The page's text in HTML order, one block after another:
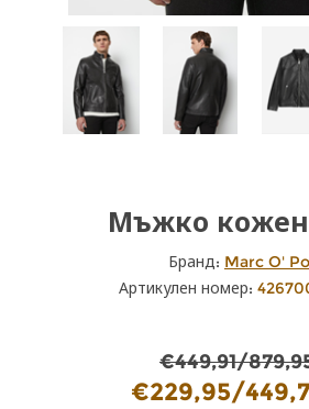
Мъжко
Бранд: Marc O'
Артикулен номер:
€449,91/
€229,95/